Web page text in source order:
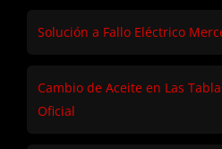
Solución a Fallo Eléctrico
Cambio de Aceite en Las
Oficial